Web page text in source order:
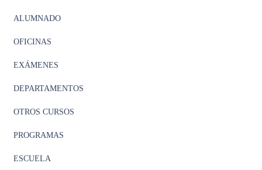
ALUMNADO
OFICINAS
EXÁMENES
DEPARTAMENTOS
OTROS CURSOS
PROGRAMAS
ESCUELA